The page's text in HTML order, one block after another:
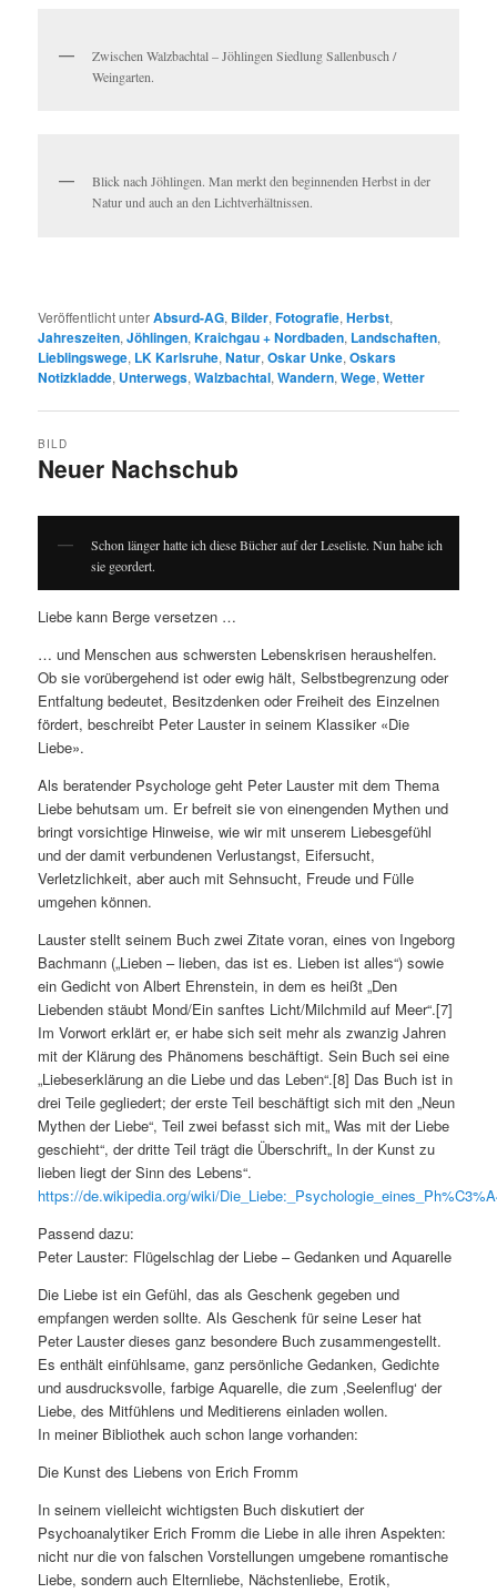
Zwischen Walzbachtal – Jöhlingen Siedlung Sallenbusch /
Weingarten.
Blick nach Jöhlingen. Man merkt den beginnenden Herbst in der
Natur und auch an den Lichtverhältnissen.
Veröffentlicht unterAbsurd-AG, Bilder,Fotografie,Herbst,
Jahreszeiten,Jöhlingen,Kraichgau + Nordbaden, Landschaften,
Lieblingswege, LK Karlsruhe,Natur,Oskar Unke,Oskars
Notizkladde, Unterwegs,Walzbachtal,Wandern,Wege,Wetter
Neuer Nachschub
BILD
Schon länger hatte ich diese Bücher auf der Leseliste. Nun habe ich
sie geordert.
Liebe kann Berge versetzen …
… und Menschen aus schwersten Lebenskrisen heraushelfen.
Ob sie vorübergehend ist oder ewig hält, Selbstbegrenzung oder
Entfaltung bedeutet, Besitzdenken oder Freiheit des Einzelnen
fördert, beschreibt Peter Lauster in seinem Klassiker «Die
Liebe».
Als beratender Psychologe geht Peter Lauster mit dem Thema
Liebe behutsam um. Er befreit sie von einengenden Mythen und
bringt vorsichtige Hinweise, wie wir mit unserem Liebesgefühl
und der damit verbundenen Verlustangst, Eifersucht,
Verletzlichkeit, aber auch mit Sehnsucht, Freude und Fülle
umgehen können.
Lauster stellt seinem Buch zwei Zitate voran, eines von Ingeborg
Bachmann („Lieben – lieben, das ist es. Lieben ist alles“) sowie
ein Gedicht von Albert Ehrenstein, in dem es heißt „Den
Liebenden stäubt Mond/Ein sanftes Licht/Milchmild auf Meer“.[7]
Im Vorwort erklärt er, er habe sich seit mehr als zwanzig Jahren
mit der Klärung des Phänomens beschäftigt. Sein Buch sei eine
„Liebeserklärung an die Liebe und das Leben“.[8] Das Buch ist in
drei Teile gegliedert; der erste Teil beschäftigt sich mit den „Neun
Mythen der Liebe“, Teil zwei befasst sich mit„ Was mit der Liebe
geschieht“, der dritte Teil trägt die Überschrift„ In der Kunst zu
lieben liegt der Sinn des Lebens“.
https://de.wikipedia.org/wiki/
Passend dazu:
Peter Lauster: Flügelschlag der Liebe – Gedanken und Aquarelle
Die Liebe ist ein Gefühl, das als Geschenk gegeben und
empfangen werden sollte. Als Geschenk für seine Leser hat
Peter Lauster dieses ganz besondere Buch zusammengestellt.
Es enthält einfühlsame, ganz persönliche Gedanken, Gedichte
und ausdrucksvolle, farbige Aquarelle, die zum ‚Seelenflug‘ der
Liebe, des Mitfühlens und Meditierens einladen wollen.
In meiner Bibliothek auch schon lange vorhanden:
Die Kunst des Liebens von Erich Fromm
In seinem vielleicht wichtigsten Buch diskutiert der
Psychoanalytiker Erich Fromm die Liebe in alle ihren Aspekten:
nicht nur die von falschen Vorstellungen umgebene romantische
Liebe, sondern auch Elternliebe, Nächstenliebe, Erotik,